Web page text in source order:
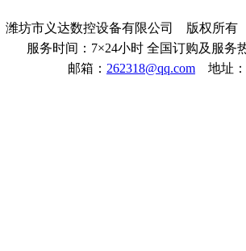
潍坊市义达数控设备有限公司 版权所
服务时间：7×24小时 全国订购及服
邮箱： 262318@qq.com 地址